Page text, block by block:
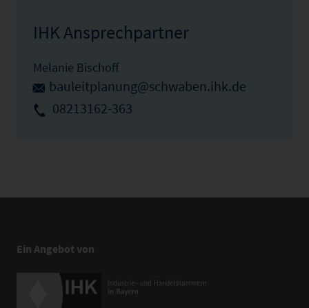
IHK Ansprechpartner
Melanie Bischoff
bauleitplanung@schwaben.ihk.de
08213162-363
Ein Angebot von